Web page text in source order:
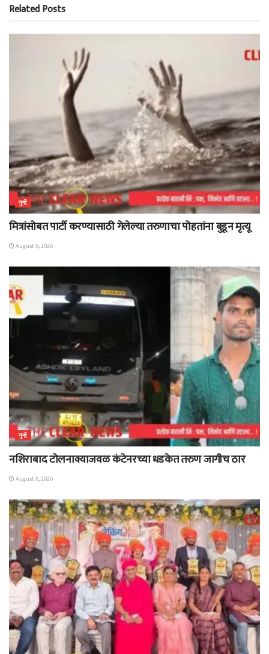
RelatedPosts
गुन्हे
मित्रांसोबत पार्टी करण्यासाठी गेलेल्या तरुणाचा पोहतांना बुडून मृत्यू
August 6, 2026
गुन्हे
नशिराबाद टोलनाक्याजवळ कंटेनरच्या धडकेत तरुण जागीच ठार
August 6, 2026